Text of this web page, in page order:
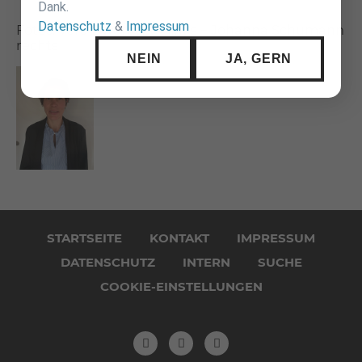
Fotos: Vera Dworaczyk links + Johanna Schumann
rechts
überspringen
STARTSEITE KONTAKT
IMPRESSUM
DATENSCHUTZ
INTERN
SUCHE
COOKIE-EINSTELLUNGEN
Dank.
Datenschutz & Impressum
NEIN JA, GERN